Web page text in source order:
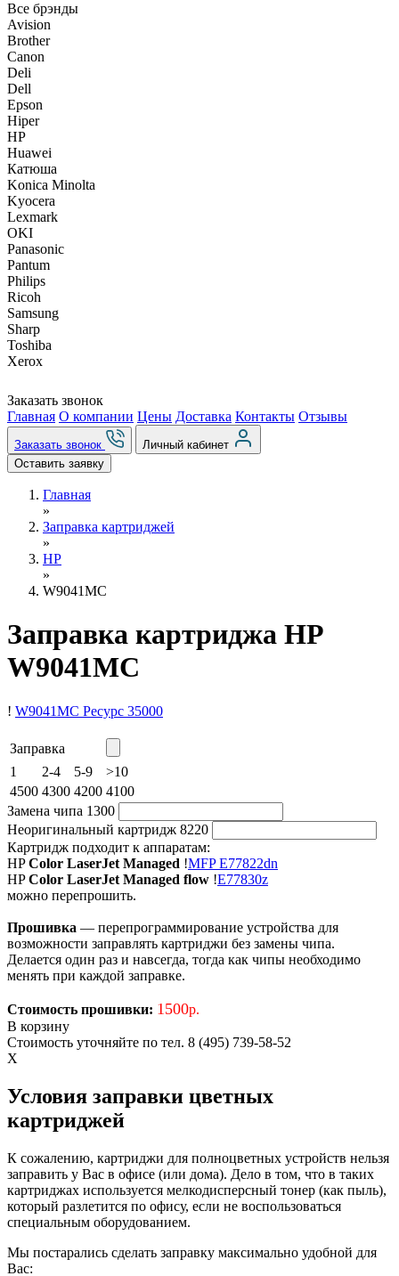
Все брэнды
Avision
Brother
Canon
Deli
Dell
Epson
Hiper
HP
Huawei
Катюша
Konica Minolta
Kyocera
Lexmark
OKI
Panasonic
Pantum
Philips
Ricoh
Samsung
Sharp
Toshiba
Xerox
Заказать звонок
Главная О компании Цены Доставка Контакты Отзывы
Заказать звонок
Личный кабинет
Оставить заявку
Главная
»
Заправка картриджей
»
HP
»
W9041MC
Заправка картриджа HP
W9041MC
! W9041MC Ресурс 35000
Заправка
1
2-4 5-9
>10
4500 4300 4200 4100
Замена чипа 1300
Неоригинальный картридж 8220
Картридж подходит к аппаратам:
HPColor LaserJet Managed !MFP E77822dn
HPColor LaserJet Managed flow !E77830z
можно перепрошить.
Прошивка — перепрограммирование устройства для
возможности заправлять картриджи без замены чипа.
Делается один раз и навсегда, тогда как чипы необходимо
менять при каждой заправке.
Стоимость прошивки: 1500р.
В корзину
Стоимость уточняйте по тел. 8 (495) 739-58-52
X
Условия заправки цветных
картриджей
К сожалению, картриджи для полноцветных устройств нельзя
заправить у Вас в офисе (или дома). Дело в том, что в таких
картриджах используется мелкодисперсный тонер (как пыль),
который разлетится по офису, если не воспользоваться
специальным оборудованием.
Мы постарались сделать заправку максимально удобной для
Вас: